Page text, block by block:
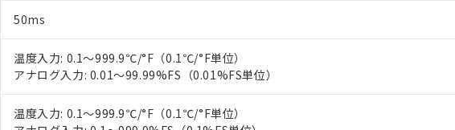
50ms
温度入力: 0.1～999.9℃/°F（0.1℃/°F単位）
アナログ入力: 0.01～99.99%FS（0.01%FS単位）
温度入力: 0.1～999.9℃/°F（0.1℃/°F単位）
オムロン制御機器販売店や当社販売拠点は「
在庫状況および標準価格結果を当社の事前の承諾なく第三者に漏洩または開示しな
す。
マイパーツ機能（部品リスト作成サービス）をご利用いただくには、I-Webメンバ
ている必要があります。
お客様が当ウェブサイト上で当社にご登録された部品リストについて、当社および
が、当社の製品・サービスに関するお客様との取引・商談に必要な範囲で利用する
部品在庫の切り替え状況などにより、予定月が前後することがあります。
※3 非含有証明書ダウンロード
※2 環境保護使用期限
「ｅ」：有害物質（10物質）のすべてが基準値以下であることを示します。
「10」：通常の使用状況下において有害物質が外部に漏えいし、環境に深刻な影響を及
味します。
「－」：未確認です。当社販売部門へお問い合わせください。
また当社は、販売先および販売に係わる関係者が違法に輸出するおそれがある場合
たしません。
機器販売店・当社販売員にご確認ください)
白